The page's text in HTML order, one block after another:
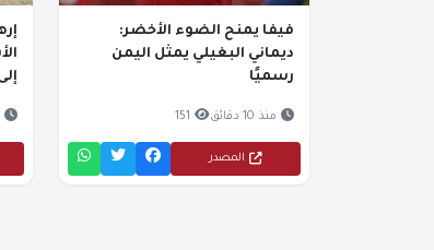
فيفا يمنح الضوء الأخضر:
ديماني البغيلي يمثل اليمن
رسميًا
منذ 10 دقائق 151
المصدر